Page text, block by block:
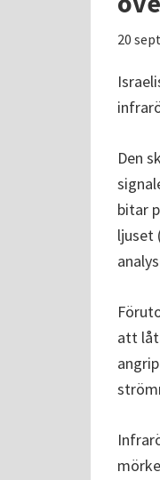
20
Den
bitar
ljuset
att